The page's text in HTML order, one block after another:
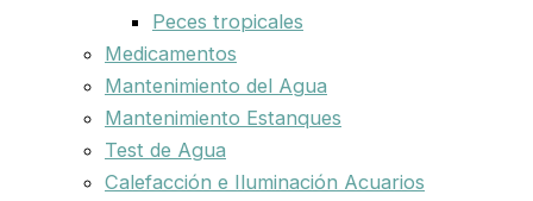
Peces tropicales
Medicamentos
Mantenimiento del Agua
Mantenimiento Estanques
Test de Agua
Calefacción e Iluminación Acuarios